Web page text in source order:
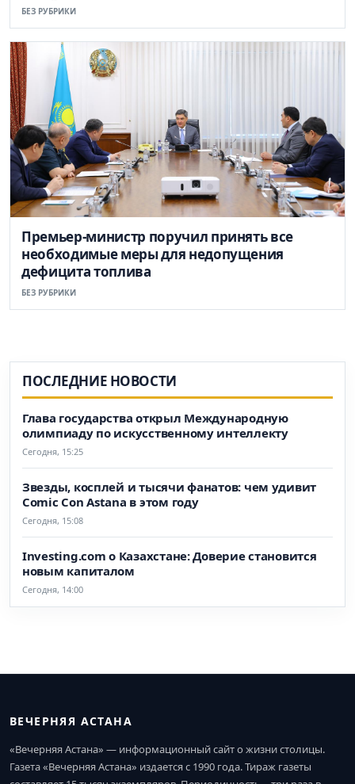
БЕЗ РУБРИКИ
Премьер-министр поручил принять все
необходимые меры для недопущения
дефицита топлива
БЕЗ РУБРИКИ
ПОСЛЕДНИЕ НОВОСТИ
Глава государства открыл Международную
олимпиаду по искусственному интеллекту
Сегодня, 15:25
Звезды, косплей и тысячи фанатов: чем удивит
Comic Con Astana в этом году
Сегодня, 15:08
Investing.com о Казахстане: Доверие становится
новым капиталом
Сегодня, 14:00
ВЕЧЕРНЯЯ АСТАНА
«Вечерняя Астана» — информационный сайт о жизни столицы.
Газета «Вечерняя Астана» издается с 1990 года. Тираж газеты